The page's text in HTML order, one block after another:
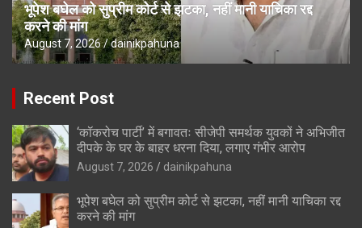
भूपेश बघेल को सुप्रीम कोर्ट से झटका, नहीं मानी याचिका रद्द
करने की मांग
August 7, 2026 dainikpahuna
Recent Post
‘कॉकरोच पार्टी’ में बगावतः सीजेपी समर्थक युवकों ने अभिजीत
दीपके के घर के बाहर धरना दिया, लगाए गंभीर आरोप
August 7, 2026 dainikpahuna
भूपेश बघेल को सुप्रीम कोर्ट से झटका, नहीं मानी याचिका रद्द
करने की मांग